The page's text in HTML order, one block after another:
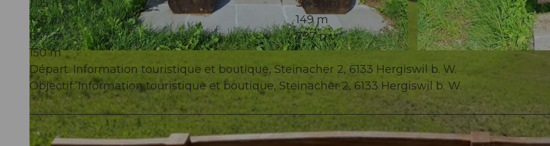
© Willisau Tourismus, Willisau Tourismus
1:05 h
3,49 km
149 m
149 m
647 m
797 m
150 m
Départ: Information touristique et boutique, Steinacher 2, 6133 Hergiswil b. W.
Objectif: Information touristique et boutique, Steinacher 2, 6133 Hergiswil b. W.